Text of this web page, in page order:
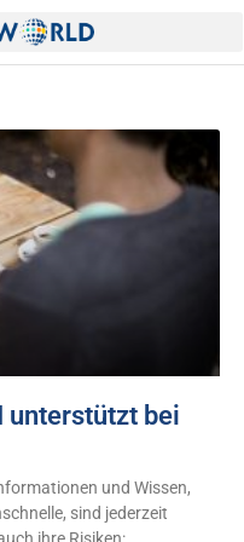
unterstützt bei
und Wissen,
sind jederzeit